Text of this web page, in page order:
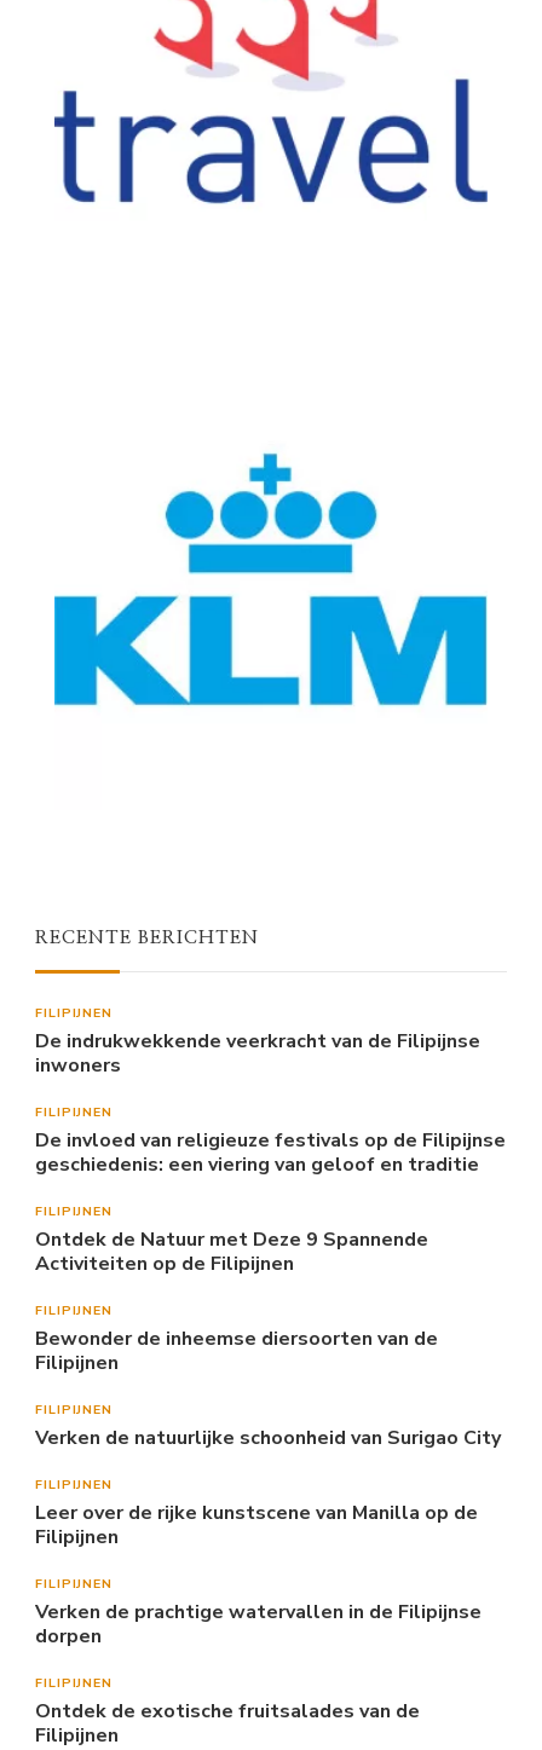
RECENTE BERICHTEN
FILIPIJNEN
De indrukwekkende veerkracht van de Filipijnse
inwoners
FILIPIJNEN
De invloed van religieuze festivals op de Filipijnse
geschiedenis: een viering van geloof en traditie
FILIPIJNEN
Ontdek de Natuur met Deze 9 Spannende
Activiteiten op de Filipijnen
FILIPIJNEN
Bewonder de inheemse diersoorten van de
Filipijnen
FILIPIJNEN
Verken de natuurlijke schoonheid van Surigao City
FILIPIJNEN
Leer over de rijke kunstscene van Manilla op de
Filipijnen
FILIPIJNEN
Verken de prachtige watervallen in de Filipijnse
dorpen
FILIPIJNEN
Ontdek de exotische fruitsalades van de
Filipijnen